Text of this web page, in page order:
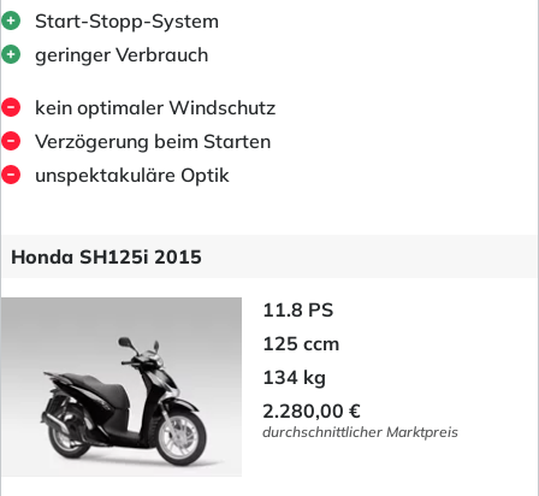
Start-Stopp-System
geringer Verbrauch
kein optimaler Windschutz
Verzögerung beim Starten
unspektakuläre Optik
Honda SH125i 2015
11.8 PS
125 ccm
134 kg
2.280,00 €
durchschnittlicher Marktpreis